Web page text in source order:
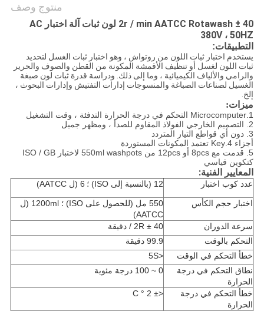
منتوج وصف
40 ± 2r / min AATCC Rotawash لون ثبات آلة اختبار AC
380V ، 50HZ
التطبيقات:
يستخدم اختبار ثبات اللون من روتواش ، وهو اختبار ثبات الغسل لتحديد
ثبات اللون لغسل أو تنظيف الأقمشة المكونة من القطن والصوف والحرير
والرامي والألياف الكيميائية ، وما إلى ذلك. ودراسة قدرة ثبات لون صبغة
الغسيل لصناعات الصباغة والمنسوجات إدارات التفتيش وإدارات البحوث ،
إلخ.
ميزات:
1.Microcomputer التحكم في درجة الحرارة التدفئة ، وقت التشغيل
2. التصميم الخارجي الفولاذ المقاوم للصدأ ، ومظهر جميل
3. دون أي قواطع التيار المتردد
أجزاء 4.Key تعتمد المكونات المستوردة
5. قدمت مع 8pcs أو 12pcs من 550ml washpots لاختبار ISO / GB
كتكوين قياسي
المعايير الفنية:
عدد كوب اختبار 12 (بالنسبة إلى ISO) ؛ 6 (ل AATCC)
اختبار حجم الكأس
550 مل (للحصول على ISO) ؛ 1200ml (ل
AATCC)
سرعة الدوران
40 ± 2R / دقيقة
التحكم بالوقت
99.9 دقيقة
خطأ التحكم في الوقت
<5S
نطاق التحكم في درجة
الحرارة
0 ~ 100 درجة مئوية
خطأ التحكم في درجة
الحرارة
<± 2 ° C